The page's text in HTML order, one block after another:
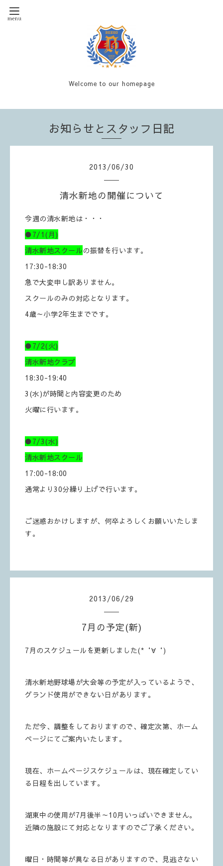
Welcome to our homepage
お知らせとスタッフ日記
2013 /06/30
清水新地の開催について
今週の清水新地は・・・
●7/1(月)
清水新地スクールの振替を行います。
17:30-18:30
急で大変申し訳ありません。
スクールのみの対応となります。
4歳～小学2年生までです。
●7/2(火)
清水新地クラブ
18:30-19:40
3(水)が時間と内容変更のため
火曜に行います。
●7/3(水)
清水新地スクール
17:00-18:00
通常より30分繰り上げで行います。
ご迷惑おかけしますが、何卒よろしくお願いいたしま
す。
2013 /06/29
7月の予定(新)
7月のスケジュールを更新しました(*‘∀‘)
清水新地野球場が大会等の予定が入っているようで、
グランド使用ができない日があります。
ただ今、調整をしておりますので、確定次第、ホーム
ページにてご案内いたします。
現在、ホームページスケジュールは、現在確定してい
る日程を出しています。
湖東中の使用が7月後半～10月いっぱいできません。
近隣の施設にて対応となりますのでご了承ください。
曜日・時間等が異なる日がありますので、見逃さない